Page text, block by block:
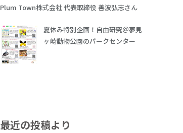
Plum Town株式会社 代表取締役 善波弘志さん
夏休み特別企画！自由研究＠夢見
ヶ崎動物公園のパークセンター
最近の投稿より